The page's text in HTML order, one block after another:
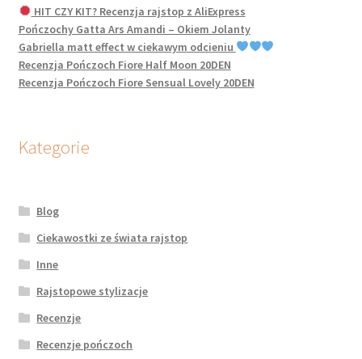
HIT CZY KIT? Recenzja rajstop z AliExpress
Pończochy Gatta Ars Amandi – Okiem Jolanty
Gabriella matt effect w ciekawym odcieniu
Recenzja Pończoch Fiore Half Moon 20DEN
Recenzja Pończoch Fiore Sensual Lovely 20DEN
Kategorie
Blog
Ciekawostki ze świata rajstop
Inne
Rajstopowe stylizacje
Recenzje
Recenzje pończoch